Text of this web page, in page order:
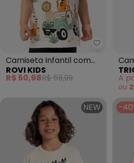
Rovi
Camiseta Infantil com
Estampa (Bege)
ROVI KIDS
R$ 50,98R$ 59,99 A
ou
NEW -